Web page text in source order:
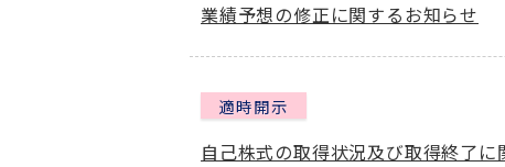
業績予想の修正に関するお知らせ
適時開示
自己株式の取得状況及び取得終了に